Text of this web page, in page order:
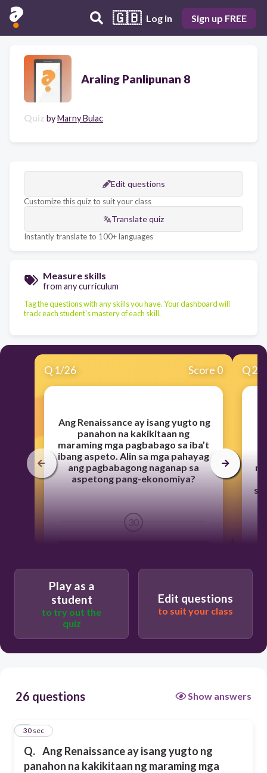
🇬🇧 Log in Sign up FREE
Araling Panlipunan 8
Quiz byMarny Bulac
Edit questions
Customize this quiz to suit your class
Translate quiz
Instantly translate to 100+ languages
Measure skills
from any curriculum
Tag the questions with any skills you have. Your dashboard will
track each student's mastery of each skill.
Q 1/26 Score 0
Ang Renaissance ay isang yugto ng
panahon na kakikitaan ng
maraming mga pagbabago sa iba’t
ibang aspeto. Alin sa mga pahayag
ang pagbabagong naganap sa
aspetong pang-ekonomiya?
30
atpagtuklas ng mga ebidensya
D. Ang paglago ng kalakalan at pag-
usbong ng mgabanker at sistema ng
Q2
Play as a
student
to try out the
quiz
Edit questions
to suit your class
26 questions Show answers
Q. Ang Renaissance ay isang yugto ng
panahon na kakikitaan ng maraming mga
1
30 sec